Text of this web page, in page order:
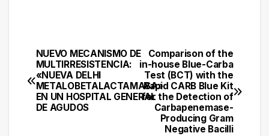
Navegación
de
entradas
Comparison of the
in-house Blue-Carba
Test (BCT) with the
Rapid CARB Blue Kit
for the Detection of
Carbapenemase-
Producing Gram
Negative Bacilli
NUEVO MECANISMO DE
MULTIRRESISTENCIA:
«NUEVA DELHI
METALOBETALACTAMASA»
EN UN HOSPITAL GENERAL
DE AGUDOS